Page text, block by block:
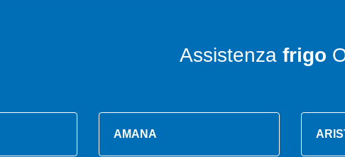
Assistenza frigo
AMANA